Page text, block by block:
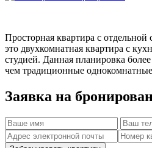
Просторная квартира с
это двухкомнатная квартира с
студией. Данная планировка
чем традиционные
Заявка на